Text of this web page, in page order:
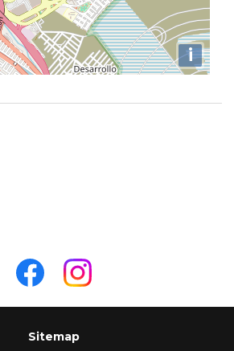
i
Sitemap